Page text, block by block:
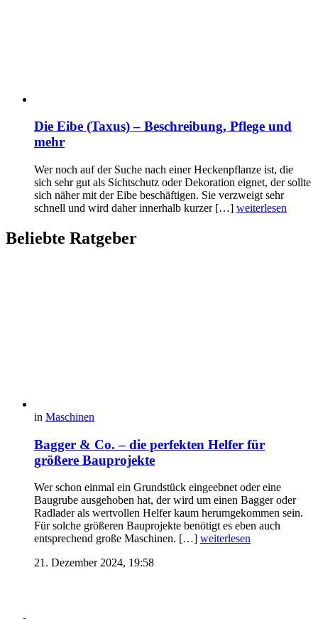
Die Eibe (Taxus) – Beschreibung, Pflege und
mehr
Wer noch auf der Suche nach einer Heckenpflanze ist, die
sich sehr gut als Sichtschutz oder Dekoration eignet, der sollte
sich näher mit der Eibe beschäftigen. Sie verzweigt sehr
schnell und wird daher innerhalb kurzer […] weiterlesen
Beliebte Ratgeber
in Maschinen
Bagger & Co. – die perfekten Helfer für
größere Bauprojekte
Wer schon einmal ein Grundstück eingeebnet oder eine
Baugrube ausgehoben hat, der wird um einen Bagger oder
Radlader als wertvollen Helfer kaum herumgekommen sein.
Für solche größeren Bauprojekte benötigt es eben auch
entsprechend große Maschinen. […] weiterlesen
21. Dezember 2024, 19:58